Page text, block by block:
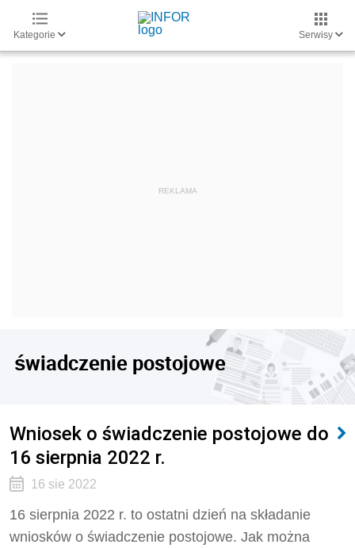
Kategorie Serwisy
świadczenie postojowe
Wniosek o świadczenie postojowe do
16 sierpnia 2022 r.
16 sie 2022
16 sierpnia 2022 r. to ostatni dzień na składanie
wniosków o świadczenie postojowe. Jak można